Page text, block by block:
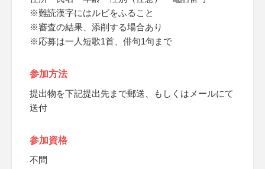
※難読漢字にはルビをふること
※審査の結果、添削する場合あり
※応募は一人短歌1首、俳句1句まで
参加方法
提出物を下記提出先まで郵送、もしくはメールにて
送付
参加資格
不問